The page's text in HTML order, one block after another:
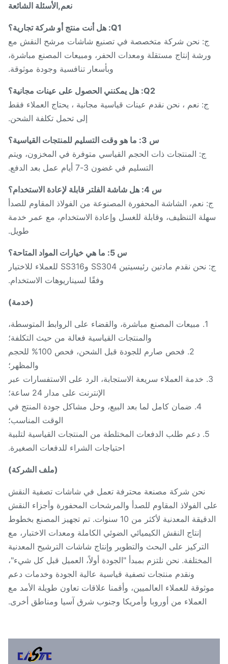
نعم,الأسئلة الشائعة
ج: نحن شركة متخصصة في تصنيع شاشات مرشح النقش مع
ورشة إنتاج مستقلة ومعدات الحفر، ومبيعات المصنع مباشرة،
وبأسعار تنافسية وجودة موثوقة.
ج: نعم ، نحن نقدم عينات قياسية مجانية ، يحتاج العملاء فقط
إلى تحمل تكلفة الشحن.
ج: المنتجات ذات الحجم القياسي متوفرة في المخزون، ويتم
التسليم في غضون 3-7 أيام عمل بعد الدفع.
نعم، الشاشة المحفورة المصنوعة من الفولاذ المقاوم للصدأ
التنظيف، وقابلة للغسل وإعادة الاستخدام، مع عمر خدمة
طويل.
ج: نحن نقدم مادتين رئيسيتين SS304 وSS316 للعملاء للاختيار
وفقًا لسيناريوهات الاستخدام.
(خدمة)
1. مبيعات المصنع مباشرة، والقضاء على الروابط المتوسطة،
والمنتجات القياسية فعالة من حيث التكلفة؛
2. فحص صارم للجودة قبل الشحن، فحص 100% للحجم
والمظهر؛
3. خدمة العملاء سريعة الاستجابة، الرد على الاستفسارات عبر
الإنترنت على مدار 24 ساعة؛
4. ضمان كامل لما بعد البيع، وحل مشاكل جودة المنتج في
الوقت المناسب؛
5. دعم طلب الدفعات المختلطة من المنتجات القياسية لتلبية
احتياجات الشراء للدفعات الصغيرة.
(ملف الشركة)
نحن شركة مصنعة محترفة تعمل في شاشات تصفية النقش
الفولاذ المقاوم للصدأ والمرشحات المحفورة وأجزاء النقش
الدقيقة المعدنية لأكثر من 10 سنوات. تم تجهيز المصنع بخطوط
إنتاج النقش الكيميائي الضوئي الكاملة ومعدات الاختبار، مع
التركيز على البحث والتطوير وإنتاج شاشات الترشيح المعدنية
المختلفة. نحن نلتزم بمبدأ "الجودة أولاً، العميل قبل كل شيء"،
ونقدم منتجات تصفية قياسية عالية الجودة وخدمات دعم
للعملاء العالميين، وأقمنا علاقات تعاون طويلة الأمد مع
العملاء من أوروبا وأمريكا وجنوب شرق آسيا ومناطق أخرى.